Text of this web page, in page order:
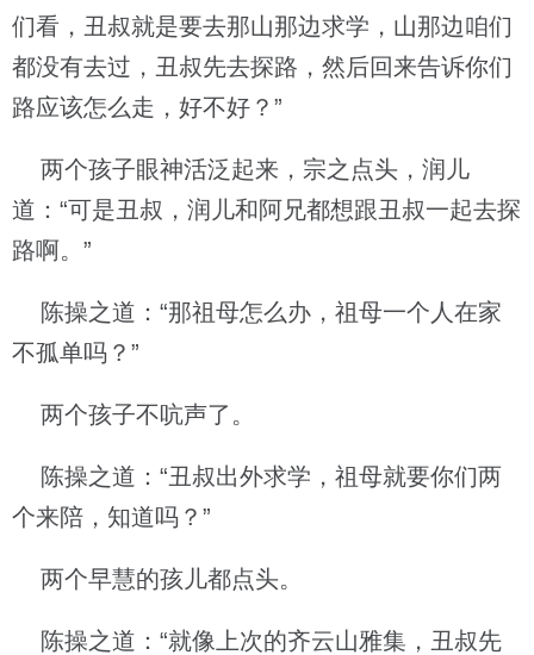
们看，丑叔就是要去那山那边求学，山那边咱们
都没有去过，丑叔先去探路，然后回来告诉你们
路应该怎么走，好不好？”
两个孩子眼神活泛起来，宗之点头，润儿
道：“可是丑叔，润儿和阿兄都想跟丑叔一起去探
路啊。”
陈操之道：“那祖母怎么办，祖母一个人在家
不孤单吗？”
两个孩子不吭声了。
陈操之道：“丑叔出外求学，祖母就要你们两
个来陪，知道吗？”
两个早慧的孩儿都点头。
陈操之道：“就像上次的齐云山雅集，丑叔先